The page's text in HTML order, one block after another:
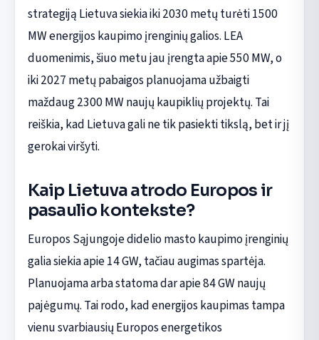
strategiją Lietuva siekia iki 2030 metų turėti 1500
MW energijos kaupimo įrenginių galios. LEA
duomenimis, šiuo metu jau įrengta apie 550 MW, o
iki 2027 metų pabaigos planuojama užbaigti
maždaug 2300 MW naujų kaupiklių projektų. Tai
reiškia, kad Lietuva gali ne tik pasiekti tikslą, bet ir jį
gerokai viršyti.
Kaip Lietuva atrodo Europos ir
pasaulio kontekste?
Europos Sąjungoje didelio masto kaupimo įrenginių
galia siekia apie 14 GW, tačiau augimas spartėja.
Planuojama arba statoma dar apie 84 GW naujų
pajėgumų. Tai rodo, kad energijos kaupimas tampa
vienu svarbiausių Europos energetikos